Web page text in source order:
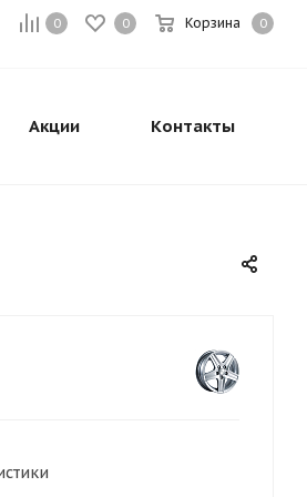
0 0 Корзина 0
Акции Контакты